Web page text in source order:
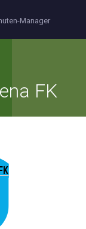
Manager
FK